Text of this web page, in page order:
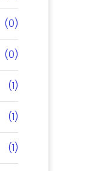
(0)
(0)
(1)
(1)
(1)